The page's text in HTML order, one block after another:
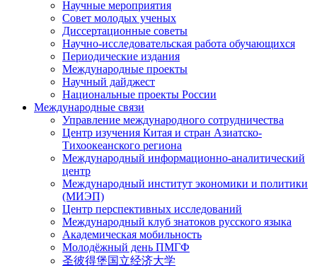
Научные мероприятия
Совет молодых ученых
Диссертационные советы
Научно-исследовательская работа обучающихся
Периодические издания
Международные проекты
Научный дайджест
Национальные проекты России
Международные связи
Управление международного сотрудничества
Центр изучения Китая и стран Азиатско-
Тихоокеанского региона
Международный информационно-аналитический
центр
Международный институт экономики и политики
(МИЭП)
Центр перспективных исследований
Международный клуб знатоков русского языка
Академическая мобильность
Молодёжный день ПМГФ
圣彼得堡国立经济大学